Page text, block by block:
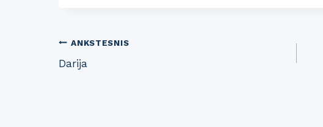
Post
navigation
ANKSTESNIS
Darija